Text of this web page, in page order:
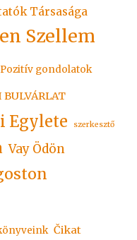
Társasága
Szellem
Pozitív gondolatok
BULVÁRLAT
Egylete szerkesztő
Vay Ödön
Čikat